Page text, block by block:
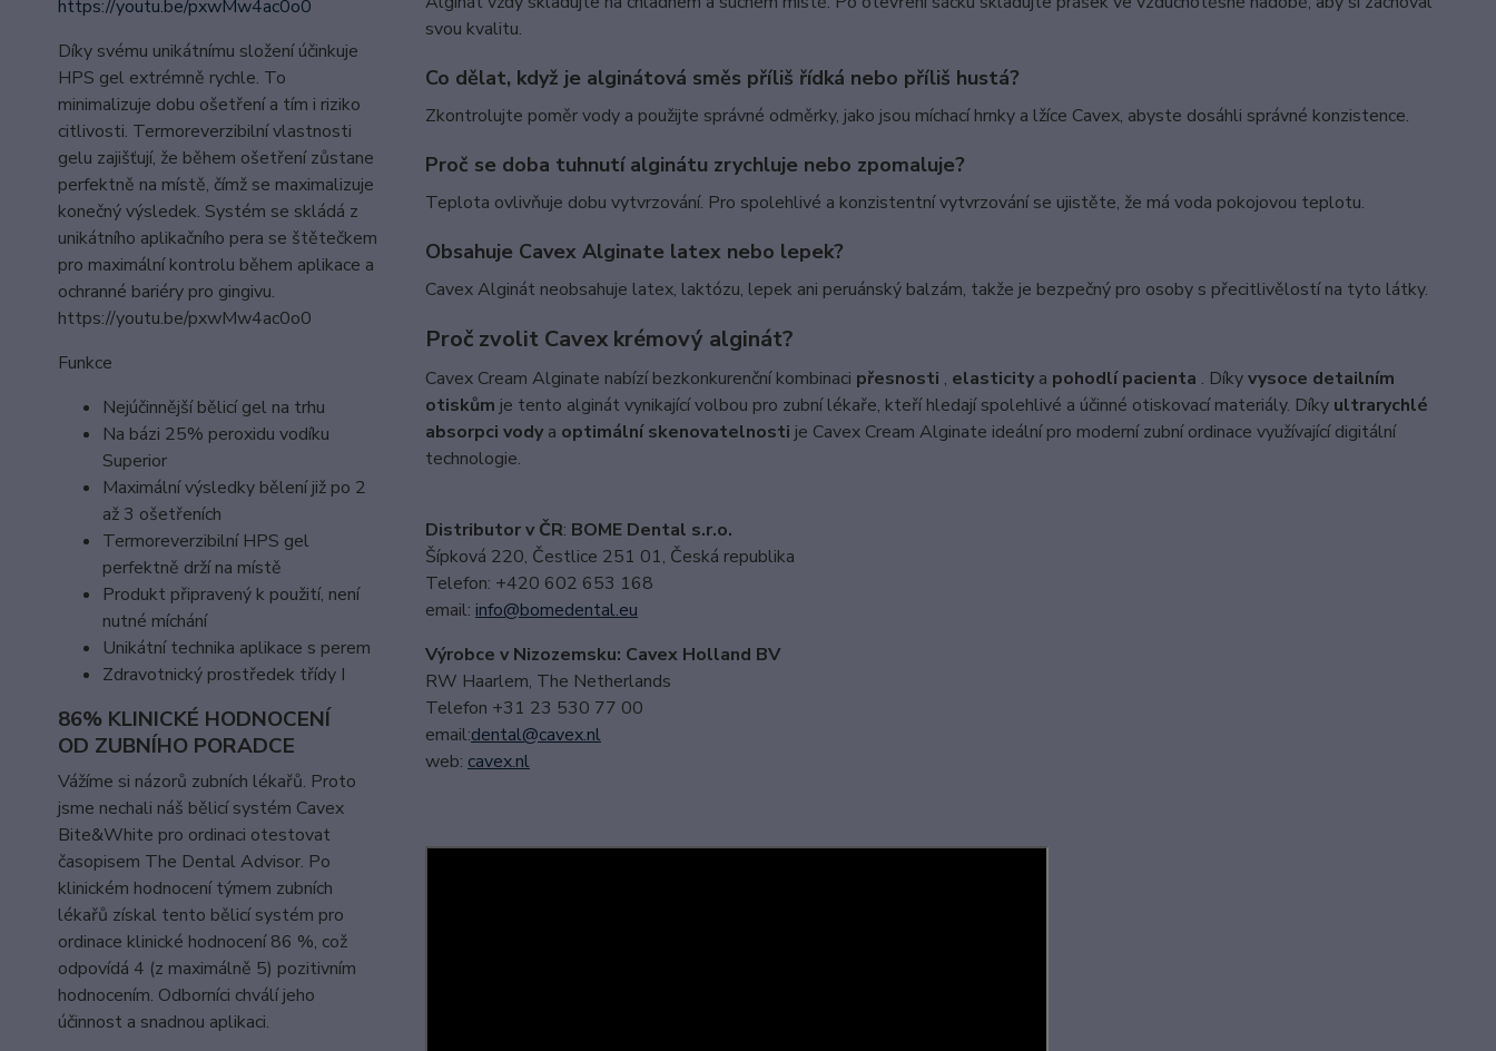
https://youtu.be/pxwMw4ac0o0
Díky svému unikátnímu složení účinkuje
HPS gel extrémně rychle. To
minimalizuje dobu ošetření a tím i riziko
citlivosti. Termoreverzibilní vlastnosti
gelu zajišťují, že během ošetření zůstane
perfektně na místě, čímž se maximalizuje
konečný výsledek. Systém se skládá z
unikátního aplikačního pera se štětečkem
pro maximální kontrolu během aplikace a
ochranné bariéry pro gingivu.
https://youtu.be/pxwMw4ac0o0
Funkce
Nejúčinnější bělicí gel na trhu
Na bázi 25% peroxidu vodíku
Superior
Maximální výsledky bělení již po 2
až 3 ošetřeních
Termoreverzibilní HPS gel
perfektně drží na místě
Produkt připravený k použití, není
nutné míchání
Unikátní technika aplikace s perem
Zdravotnický prostředek třídy I
86% KLINICKÉ HODNOCENÍ
OD ZUBNÍHO PORADCE
Vážíme si názorů zubních lékařů. Proto
jsme nechali náš bělicí systém Cavex
Bite&White pro ordinaci otestovat
časopisem The Dental Advisor. Po
klinickém hodnocení týmem zubních
lékařů získal tento bělicí systém pro
ordinace klinické hodnocení 86 %, což
odpovídá 4 (z maximálně 5) pozitivním
hodnocením. Odborníci chválí jeho
účinnost a snadnou aplikaci.
svou kvalitu.
Co dělat, když je alginátová směs příliš řídká nebo příliš hustá?
Zkontrolujte poměr vody a použijte správné odměrky, jako jsou míchací hrnky a lžíce Cavex, abyste dosáhli správné konzistence.
Proč se doba tuhnutí alginátu zrychluje nebo zpomaluje?
Teplota ovlivňuje dobu vytvrzování. Pro spolehlivé a konzistentní vytvrzování se ujistěte, že má voda pokojovou teplotu.
Obsahuje Cavex Alginate latex nebo lepek?
Cavex Alginát neobsahuje latex, laktózu, lepek ani peruánský balzám, takže je bezpečný pro osoby s přecitlivělostí na tyto látky.
Proč zvolit Cavex krémový alginát?
Cavex Cream Alginate nabízí bezkonkurenční kombinaci přesnosti , elasticitya pohodlí pacienta . Díkyvysoce detailním
otiskům je tento alginát vynikající volbou pro zubní lékaře, kteří hledají spolehlivé a účinné otiskovací materiály. Díky ultrarychlé
absorpci vodya optimální skenovatelnosti je Cavex Cream Alginate ideální pro moderní zubní ordinace využívající digitální
technologie.
Distributor v ČR: BOME Dental s.r.o.
Šípková 220, Čestlice 251 01, Česká republika
Telefon: +420 602 653 168
email: info@bomedental.eu
Výrobce v Nizozemsku: Cavex Holland BV
RW Haarlem, The Netherlands
Telefon +31 23 530 77 00
email:dental@cavex.nl
web: cavex.nl